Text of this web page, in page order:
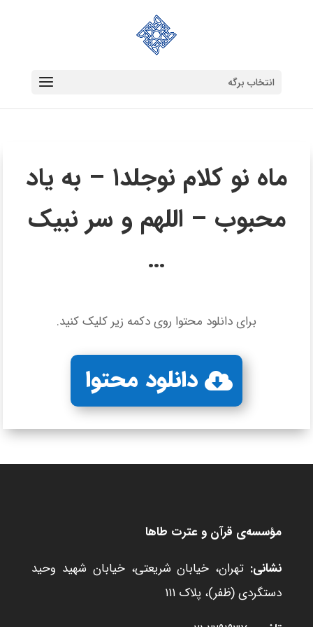
انتخاب برگه
ماه نو کلام نوجلد۱ – به یاد
محبوب – اللهم و سر نبیک
…
برای دانلود محتوا روی دکمه زیر کلیک کنید.
دانلود محتوا
مؤسسه‌ی قرآن و عترت طاها
نشانی: تهران، خیابان شریعتی، خیابان شهید وحید
دستگردی (ظفر)، پلاک ۱۱۱